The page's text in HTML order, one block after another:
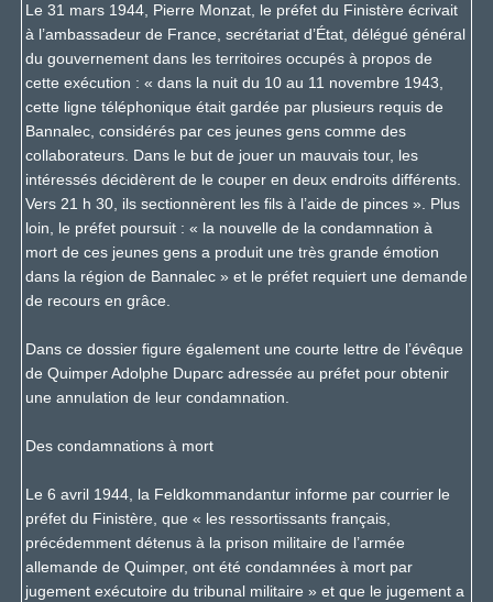
Le 31 mars 1944, Pierre Monzat, le préfet du Finistère écrivait
à l’ambassadeur de France, secrétariat d’État, délégué général
du gouvernement dans les territoires occupés à propos de
cette exécution : « dans la nuit du 10 au 11 novembre 1943,
cette ligne téléphonique était gardée par plusieurs requis de
Bannalec, considérés par ces jeunes gens comme des
collaborateurs. Dans le but de jouer un mauvais tour, les
intéressés décidèrent de le couper en deux endroits différents.
Vers 21 h 30, ils sectionnèrent les fils à l’aide de pinces ». Plus
loin, le préfet poursuit : « la nouvelle de la condamnation à
mort de ces jeunes gens a produit une très grande émotion
dans la région de Bannalec » et le préfet requiert une demande
de recours en grâce.
Dans ce dossier figure également une courte lettre de l’évêque
de Quimper Adolphe Duparc adressée au préfet pour obtenir
une annulation de leur condamnation.
Des condamnations à mort
Le 6 avril 1944, la Feldkommandantur informe par courrier le
préfet du Finistère, que « les ressortissants français,
précédemment détenus à la prison militaire de l’armée
allemande de Quimper, ont été condamnées à mort par
jugement exécutoire du tribunal militaire » et que le jugement a